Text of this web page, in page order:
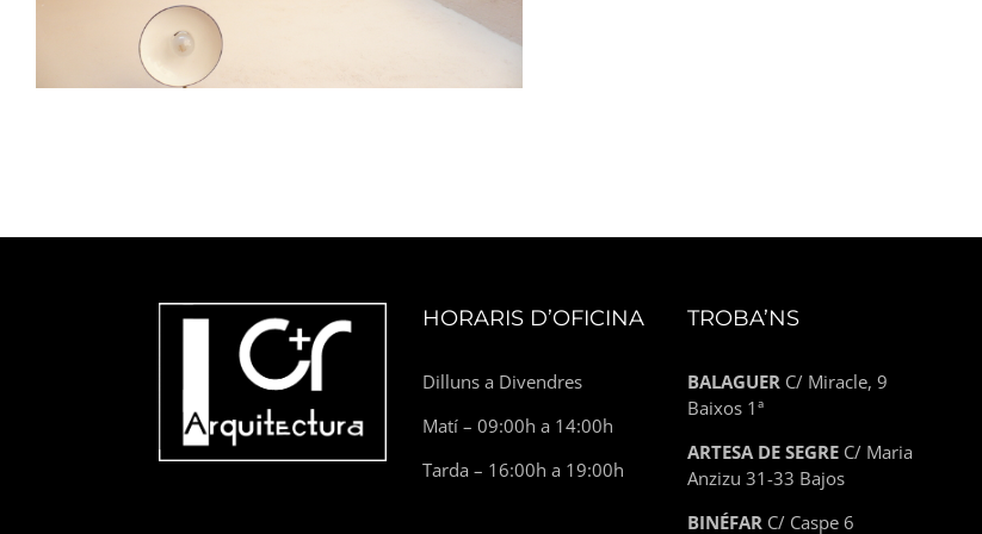
HORARIS D’OFICINA
Dilluns a Divendres
Matí – 09:00h a 14:00h
Tarda – 16:00h a 19:00h
TROBA’NS
BALAGUER C/ Miracle, 9
Baixos 1ª
ARTESA DE SEGRE C/ Maria
Anzizu 31-33 Bajos
BINÉFAR C/ Caspe 6